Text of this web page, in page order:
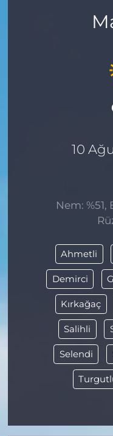
10
Nem: %51,
Ahmetli
Demirci
Kırkağaç
Salihli
Selendi
GÜNCEL